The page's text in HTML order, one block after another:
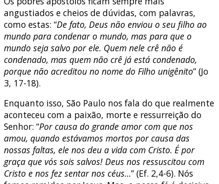
angustiados e cheios de dúvidas, com palavras,
como estas: “De fato, Deus não enviou o seu filho ao
mundo para condenar o mundo, mas para que o
mundo seja salvo por ele. Quem nele crê não é
condenado, mas quem não crê já está condenado,
porque não acreditou no nome do Filho unigênito” (Jo
3, 17-18).
Enquanto isso, São Paulo nos fala do que realmente
aconteceu com a paixão, morte e ressurreição do
Senhor: “Por causa do grande amor com que nos
amou, quando estávamos mortos por causa das
nossas faltas, ele nos deu a vida com Cristo. É por
graça que vós sois salvos! Deus nos ressuscitou com
Cristo e nos fez sentar nos céus…” (Ef. 2,4-6). Nós